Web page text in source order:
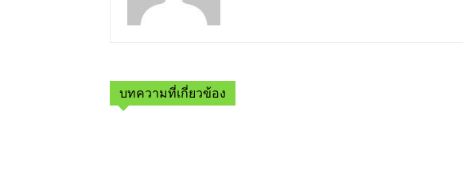
บทความที่เกี่ยวข้อง